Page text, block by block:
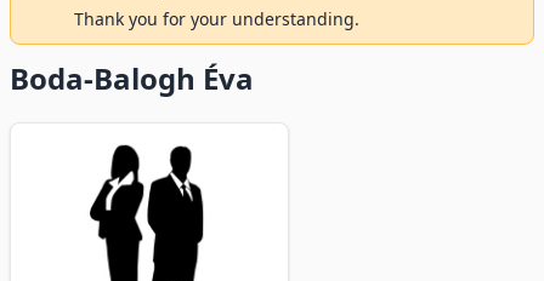
Thank you for your understanding.
Boda-Balogh Éva